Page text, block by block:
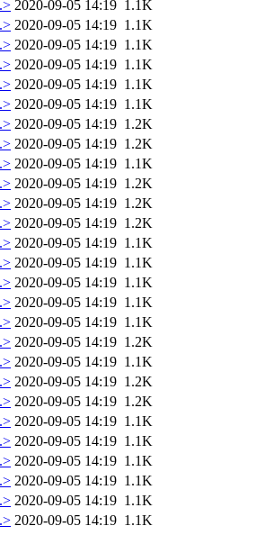
2020-09-05 14:19 1.1K
2020-09-05 14:19 1.1K
2020-09-05 14:19 1.1K
2020-09-05 14:19 1.1K
2020-09-05 14:19 1.1K
2020-09-05 14:19 1.1K
2020-09-05 14:19 1.2K
2020-09-05 14:19 1.2K
2020-09-05 14:19 1.1K
2020-09-05 14:19 1.2K
2020-09-05 14:19 1.2K
2020-09-05 14:19 1.2K
2020-09-05 14:19 1.1K
2020-09-05 14:19 1.1K
2020-09-05 14:19 1.1K
2020-09-05 14:19 1.1K
2020-09-05 14:19 1.1K
2020-09-05 14:19 1.2K
2020-09-05 14:19 1.1K
2020-09-05 14:19 1.2K
2020-09-05 14:19 1.2K
2020-09-05 14:19 1.1K
2020-09-05 14:19 1.1K
2020-09-05 14:19 1.1K
2020-09-05 14:19 1.1K
2020-09-05 14:19 1.1K
2020-09-05 14:19 1.1K